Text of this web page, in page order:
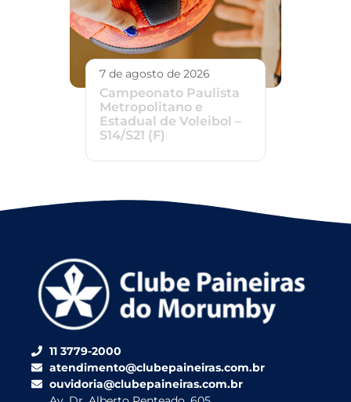
7 de agosto de 2026
Campeonato Paulista
Metropolitano e
Estadual de Voleibol –
S14/S21 (F)
11 3779-2000
atendimento@clubepaineiras.com.br
ouvidoria@clubepaineiras.com.br